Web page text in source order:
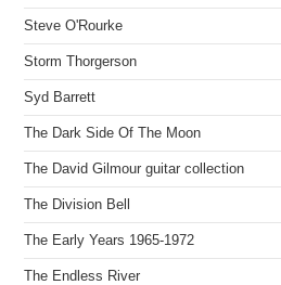
Steve O'Rourke
Storm Thorgerson
Syd Barrett
The Dark Side Of The Moon
The David Gilmour guitar collection
The Division Bell
The Early Years 1965-1972
The Endless River